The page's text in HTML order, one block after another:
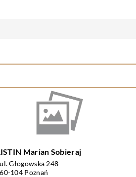
Marian Sobieraj
ul. Głogowska 248
60-104 Poznań